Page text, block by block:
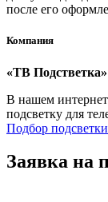
после его
Компания
«ТВ Подстветка»
В нашем
подсветку для
Подбор подсветки
Заявка на